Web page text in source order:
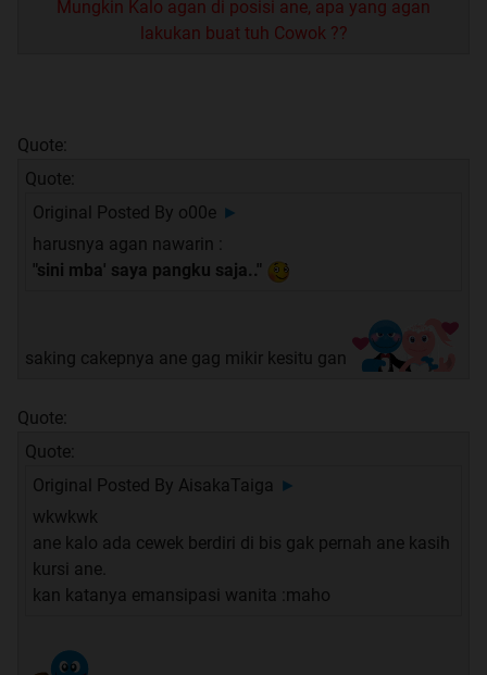
Mungkin Kalo agan di posisi ane, apa yang agan
lakukan buat tuh Cowok ??
Quote:
Quote:
Original Posted By o00e ►
harusnya agan nawarin :
"sini mba' saya pangku saja.."
saking cakepnya ane gag mikir kesitu gan
Quote:
Quote:
Original Posted By AisakaTaiga ►
wkwkwk
ane kalo ada cewek berdiri di bis gak pernah ane kasih
kursi ane.
kan katanya emansipasi wanita :maho